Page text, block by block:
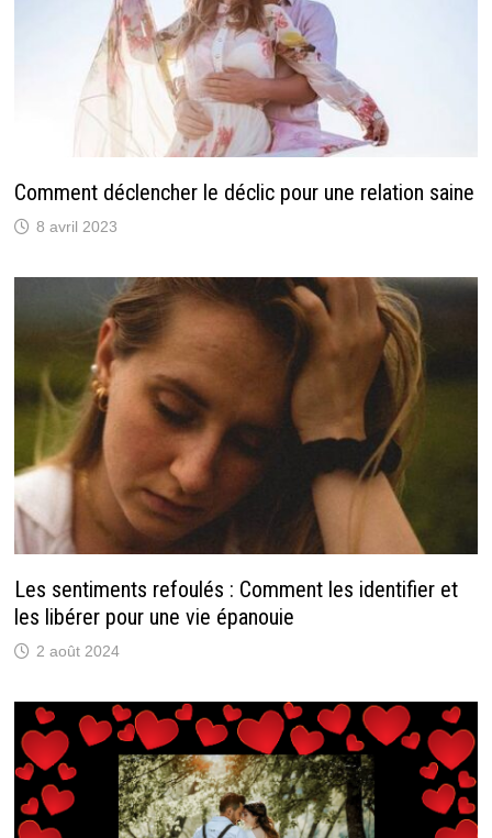
Comment déclencher le déclic pour une relation saine
8 avril 2023
Les sentiments refoulés : Comment les identifier et
les libérer pour une vie épanouie
2 août 2024